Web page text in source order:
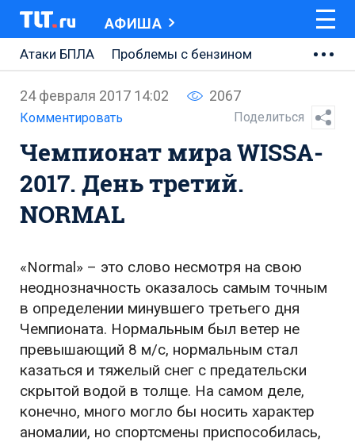
АФИША
Атаки БПЛА
Проблемы с бензином
АВТОВАЗ
Ремонт Центральной площади
Ремонт Обводного шоссе
Набережная Тольятти
Неделя Тольятти
24 февраля 2017 14:02 2067
Комментировать Поделиться
Чемпионат мира WISSA-
2017. День третий.
NORMAL
«Normal» – это слово несмотря на свою
неоднозначность оказалось самым точным
в определении минувшего третьего дня
Чемпионата. Нормальным был ветер не
превышающий 8 м/с, нормальным стал
казаться и тяжелый снег с предательски
скрытой водой в толще. На самом деле,
конечно, много могло бы носить характер
аномалии, но спортсмены приспособилась,